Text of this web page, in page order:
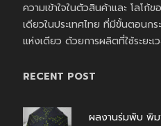
ความเข้าใจในตัวสินค้าและ โลโก้ข
เดียวในประเทศไทย ที่มีขั้นตอนก
แห่งเดียว ด้วยการผลิตที่ใช้ระยะเว
RECENT POST
ผลงานร่มพับ พิม